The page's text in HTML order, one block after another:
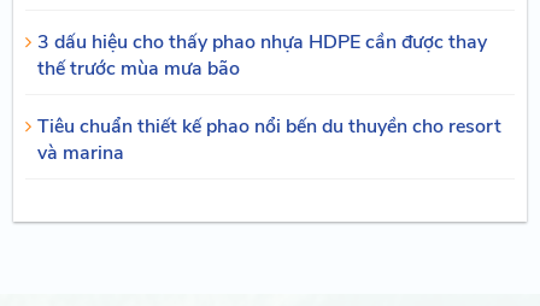
3 dấu hiệu cho thấy phao nhựa HDPE cần được thay
thế trước mùa mưa bão
Tiêu chuẩn thiết kế phao nổi bến du thuyền cho resort
và marina